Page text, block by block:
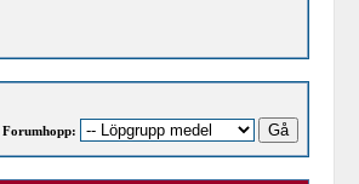
Forumhopp: